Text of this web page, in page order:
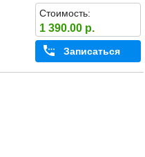
Стоимость:
1 390.00 р.
Записаться